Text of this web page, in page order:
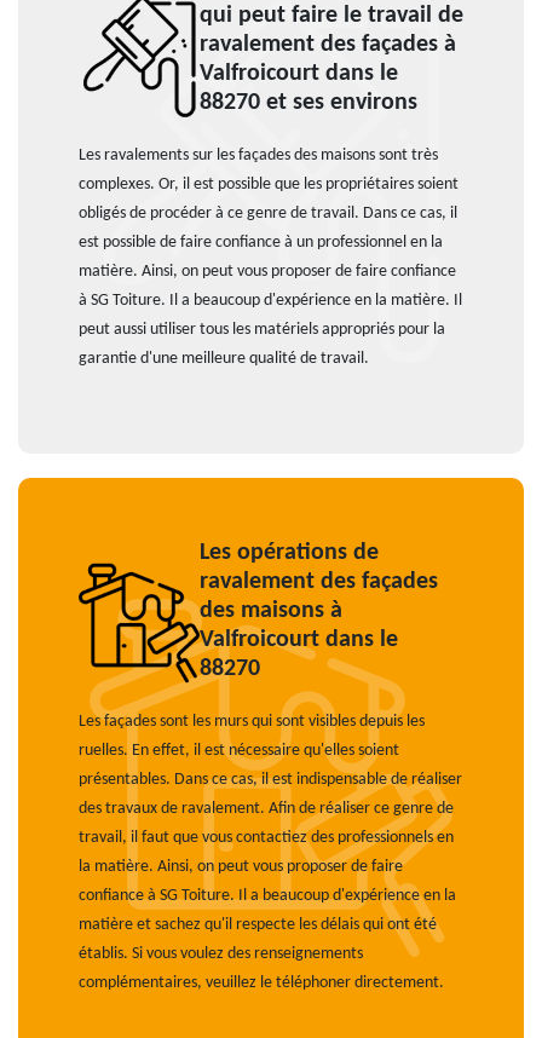
qui peut faire le travail de
ravalement des façades à
Valfroicourt dans le
88270 et ses environs
Les ravalements sur les façades des maisons sont très
complexes. Or, il est possible que les propriétaires soient
obligés de procéder à ce genre de travail. Dans ce cas, il
est possible de faire confiance à un professionnel en la
matière. Ainsi, on peut vous proposer de faire confiance
à SG Toiture. Il a beaucoup d'expérience en la matière. Il
peut aussi utiliser tous les matériels appropriés pour la
garantie d'une meilleure qualité de travail.
Les opérations de
ravalement des façades
des maisons à
Valfroicourt dans le
88270
Les façades sont les murs qui sont visibles depuis les
ruelles. En effet, il est nécessaire qu'elles soient
présentables. Dans ce cas, il est indispensable de réaliser
des travaux de ravalement. Afin de réaliser ce genre de
travail, il faut que vous contactiez des professionnels en
la matière. Ainsi, on peut vous proposer de faire
confiance à SG Toiture. Il a beaucoup d'expérience en la
matière et sachez qu'il respecte les délais qui ont été
établis. Si vous voulez des renseignements
complémentaires, veuillez le téléphoner directement.